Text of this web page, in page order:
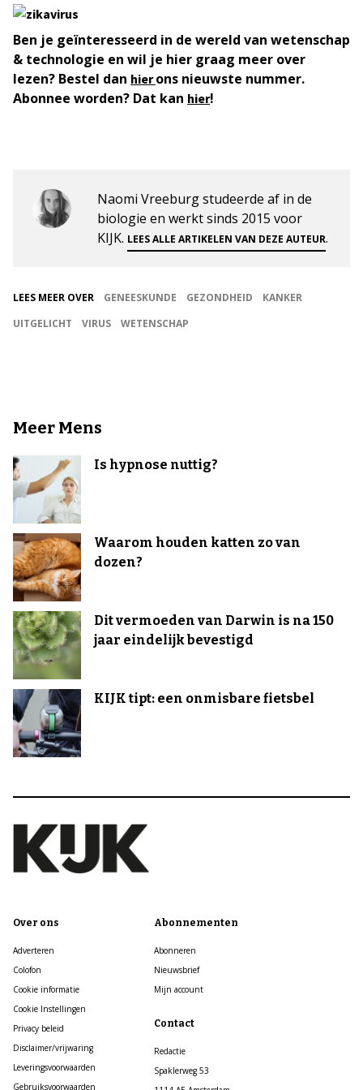
Ben je geïnteresseerd in de wereld van wetenschap
& technologie en wil je hier graag meer over
lezen? Bestel dan hierons nieuwste nummer.
Abonnee worden? Dat kan hier!
Naomi Vreeburg studeerde af in de
biologie en werkt sinds 2015 voor
KIJK. LEES ALLE ARTIKELEN VAN DEZE AUTEUR.
LEES MEER OVER GENEESKUNDE GEZONDHEID
KANKER
UITGELICHT
VIRUS WETENSCHAP
Meer Mens
Is hypnose nuttig?
Waarom houden katten zo van
dozen?
Dit vermoeden van Darwin is na 150
jaar eindelijk bevestigd
KIJK tipt: een onmisbare fietsbel
Over ons
Adverteren
Colofon
Cookie informatie
Cookie Instellingen
Privacy beleid
Disclaimer/vrijwaring
Leveringsvoorwaarden
Gebruiksvoorwaarden
Abonnementen
Abonneren
Nieuwsbrief
Mijn account
Contact
Redactie
Spaklerweg 53